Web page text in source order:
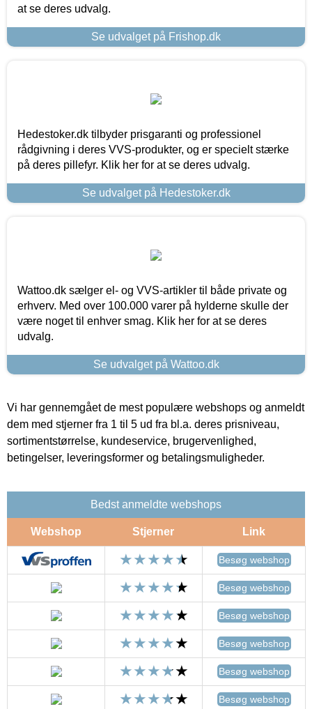
at se deres udvalg.
Se udvalget på Frishop.dk
Hedestoker.dk tilbyder prisgaranti og professionel
rådgivning i deres VVS-produkter, og er specielt stærke
på deres pillefyr. Klik her for at se deres udvalg.
Se udvalget på Hedestoker.dk
Wattoo.dk sælger el- og VVS-artikler til både private og
erhverv. Med over 100.000 varer på hylderne skulle der
være noget til enhver smag. Klik her for at se deres
udvalg.
Se udvalget på Wattoo.dk
Vi har gennemgået de mest populære webshops og anmeldt
dem med stjerner fra 1 til 5 ud fra bl.a. deres prisniveau,
sortimentstørrelse, kundeservice, brugervenlighed,
betingelser, leveringsformer og betalingsmuligheder.
Bedst anmeldte webshops
Webshop Stjerner Link
Besøg webshop
Besøg webshop
Besøg webshop
Besøg webshop
Besøg webshop
Besøg webshop